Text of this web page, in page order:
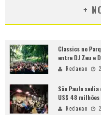
+
Classics no
entre DJ Zeu e
Redacao
São Paulo
US$ 48
Redacao